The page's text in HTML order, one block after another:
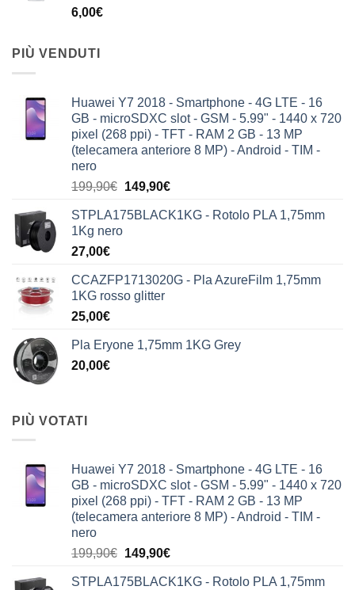
6,00€
PIÙ VENDUTI
Huawei Y7 2018 - Smartphone - 4G LTE - 16
GB - microSDXC slot - GSM - 5.99" - 1440 x 720
pixel (268 ppi) - TFT - RAM 2 GB - 13 MP
(telecamera anteriore 8 MP) - Android - TIM -
nero
199,90€ Il
originale
149,90€Il
attuale
STPLA175BLACK1KG - Rotolo PLA 1,75mm
1Kg nero
27,00€
CCAZFP1713020G - Pla AzureFilm 1,75mm
1KG rosso glitter
25,00€
Pla Eryone 1,75mm 1KG Grey
20,00€
PIÙ VOTATI
Huawei Y7 2018 - Smartphone - 4G LTE - 16
GB - microSDXC slot - GSM - 5.99" - 1440 x 720
pixel (268 ppi) - TFT - RAM 2 GB - 13 MP
(telecamera anteriore 8 MP) - Android - TIM -
nero
199,90€ Il
originale
149,90€Il
attuale
STPLA175BLACK1KG - Rotolo PLA 1,75mm